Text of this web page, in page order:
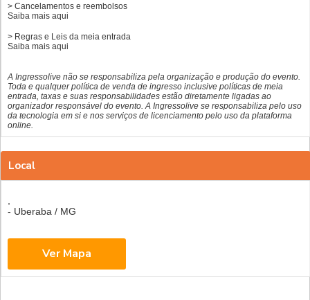
> Cancelamentos e reembolsos
Saiba mais aqui
> Regras e Leis da meia entrada
Saiba mais aqui
A Ingressolive não se responsabiliza pela organização e produção do evento.
Toda e qualquer política de venda de ingresso inclusive políticas de meia
entrada, taxas e suas responsabilidades estão diretamente ligadas ao
organizador responsável do evento. A Ingressolive se responsabiliza pelo uso
da tecnologia em si e nos serviços de licenciamento pelo uso da plataforma
online.
Local
- Uberaba / MG